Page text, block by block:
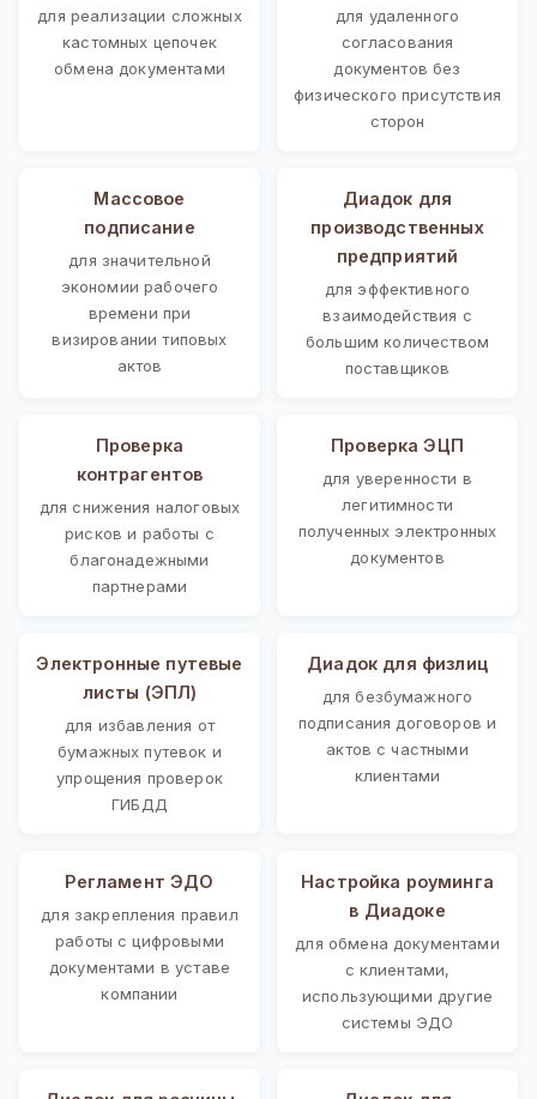
для реализации сложных
кастомных цепочек
обмена документами
для удаленного
согласования
документов без
физического присутствия
сторон
Массовое
подписание
для значительной
экономии рабочего
времени при
визировании типовых
актов
Диадок для
производственных
предприятий
для эффективного
взаимодействия с
большим количеством
поставщиков
Проверка
контрагентов
для снижения налоговых
рисков и работы с
благонадежными
партнерами
Проверка ЭЦП
для уверенности в
легитимности
полученных электронных
документов
Электронные путевые
листы (ЭПЛ)
для избавления от
бумажных путевок и
упрощения проверок
ГИБДД
Диадок для физлиц
для безбумажного
подписания договоров и
актов с частными
клиентами
Регламент ЭДО
для закрепления правил
работы с цифровыми
документами в уставе
компании
Настройка роуминга
в Диадоке
для обмена документами
с клиентами,
использующими другие
системы ЭДО